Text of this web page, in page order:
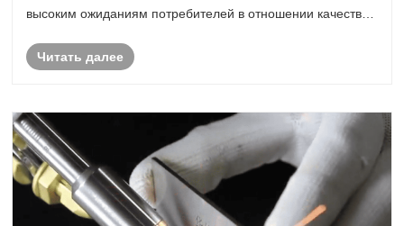
высоким ожиданиям потребителей в отношении качества
эффективности, производители ускоряют внедрени......
Читать далее